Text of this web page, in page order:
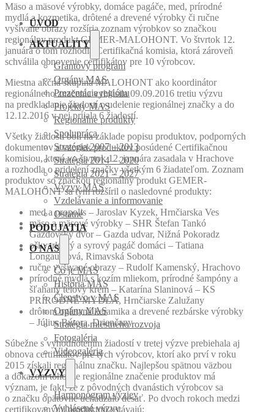
ÚVOD
AKTUALITY
Grantový program
Orgány MAS
Prezentácia regiónu
Projekty MAS
Regionálne produkty
Spolupráca
Stratégia 2007 – 2013
Stratégia 2014 – 2020
Stratégia 2021 – 2027
Výzvy MAS
Vzdelávanie a informovanie
Ostatné
PODUJATIA
O NÁS
Čo je MAS
História MAS
Členstvo v MAS
Orgány MAS
Stratégia miestneho rozvoja
Fotogaléria
Videogaléria
VÝZVY
Harmonogram výziev
Vyhlásené výzvy
Mäso a mäsové výrobky, domáce pagáče, med, prírodné
mydlá a kozmetika, drôtené a drevené výrobky či ručne
vyšívané obrazy rozšíria zoznam výrobkov so značkou
regionálny produkt GEMER-MALOHONT. Vo štvrtok 12.
januára o tom rozhodla Certifikačná komisia, ktorá zároveň
schválila obnovenie certifikátov pre 10 výrobcov.
Miestna akčná skupina MALOHONT ako koordinátor
regionálneho značenia vyhlásila 09.09.2016 tretiu výzvu
na predkladanie žiadostí o udelenie regionálnej značky a do
12.12.2016 v nej prijala 6 žiadostí.
Všetky žiadosti boli na základe popisu produktov, podporných
dokumentov a vzoriek produktov posúdené Certifikačnou
komisiou, ktorá vo štvrtok 12. januára zasadala v Hrachove
a rozhodla o pridelení značky všetkým 6 žiadateľom. Zoznam
produktov so značkou regionálny produkt GEMER-
MALOHONT sa tým rozšíril o nasledovné produkty:
med a propolis – Jaroslav Kyzek, Hrnčiarska Ves
mäso a mäsové výrobky – SHR Štefan Tankó
Gazdovský dvor – Gazda udvar, Nižná Pokoradz
oškvarkový a syrový pagáč domáci – Tatiana
Longauerová, Rimavská Sobota
ručne vyšívané obrazy – Rudolf Kamenský, Hrachovo
prírodné mydlá s kozím mliekom, prírodné šampóny a
šľahaný telový krém – Katarína Slaninová – KS
PRÍRODNÉ MYDLÁ, Hrnčiarske Zalužany
drôtom opletaná keramika a drevené rezbárske výrobky
– Július Bútora, Drienčany
Súbežne s vyhodnotením žiadostí v tretej výzve prebiehala aj
obnova certifikátov pre tých výrobcov, ktorí ako prví v roku
2015 získali regionálnu značku. Najlepšou spätnou väzbou
a dôkazom toho, že regionálne značenie produktov má
význam, je fakt, že z pôvodných dvanástich výrobcov sa
o značku opätovne uchádzalo desať. Po dvoch rokoch medzi
certifikovanými produktmi ostávajú: